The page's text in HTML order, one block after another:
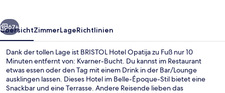
Weiter
67+
ÜbersichtZimmerLageRichtlinien
Dank der tollen Lage ist BRISTOL Hotel Opatija zu Fuß nur 10
Minuten entfernt von: Kvarner-Bucht. Du kannst im Restaurant
etwas essen oder den Tag mit einem Drink in der Bar/Lounge
ausklingen lassen. Dieses Hotel im Belle-Époque-Stil bietet eine
Snackbar und eine Terrasse. Andere Reisende lieben das